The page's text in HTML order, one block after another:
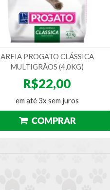
AREIA PROGATO CLÁSSICA
MULTIGRÃOS (4,0KG)
R$22,00
em até 3x sem juros